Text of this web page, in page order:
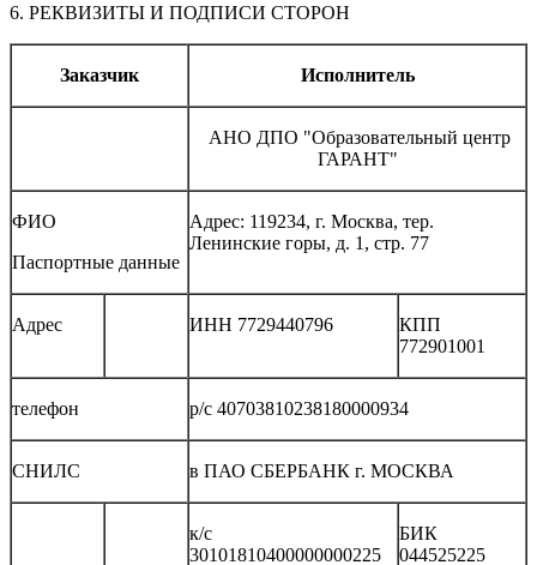
6. РЕКВИЗИТЫ И ПОДПИСИ СТОРОН
Заказчик Исполнитель
АНО ДПО "Образовательный центр
ГАРАНТ"
ФИО
Паспортные данные
Адрес: 119234, г. Москва, тер.
Ленинские горы, д. 1, стр. 77
Адрес ИНН 7729440796
КПП
772901001
телефон р/с 40703810238180000934
СНИЛС в ПАО СБЕРБАНК г. МОСКВА
к/с
30101810400000000225
БИК
044525225